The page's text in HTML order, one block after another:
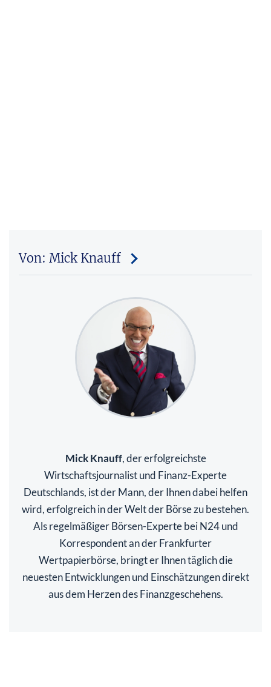
Von: Mick Knauff
Mick Knauff, der erfolgreichste
Wirtschaftsjournalist und Finanz-Experte
Deutschlands, ist der Mann, der Ihnen dabei helfen
wird, erfolgreich in der Welt der Börse zu bestehen.
Als regelmäßiger Börsen-Experte bei N24 und
Korrespondent an der Frankfurter
Wertpapierbörse, bringt er Ihnen täglich die
neuesten Entwicklungen und Einschätzungen direkt
aus dem Herzen des Finanzgeschehens.